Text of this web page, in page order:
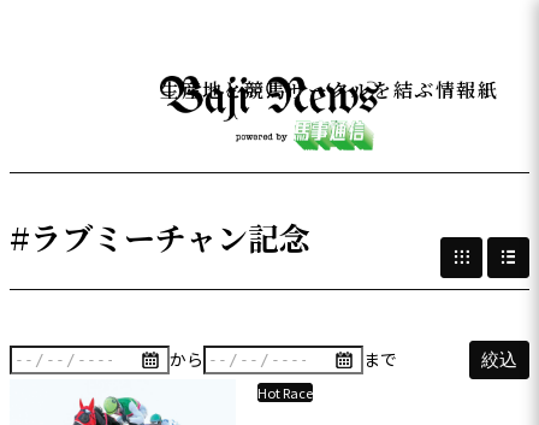
生産地と競馬サークルを結ぶ情報紙
#ラブミーチャン記念
から まで 絞込
Hot Race